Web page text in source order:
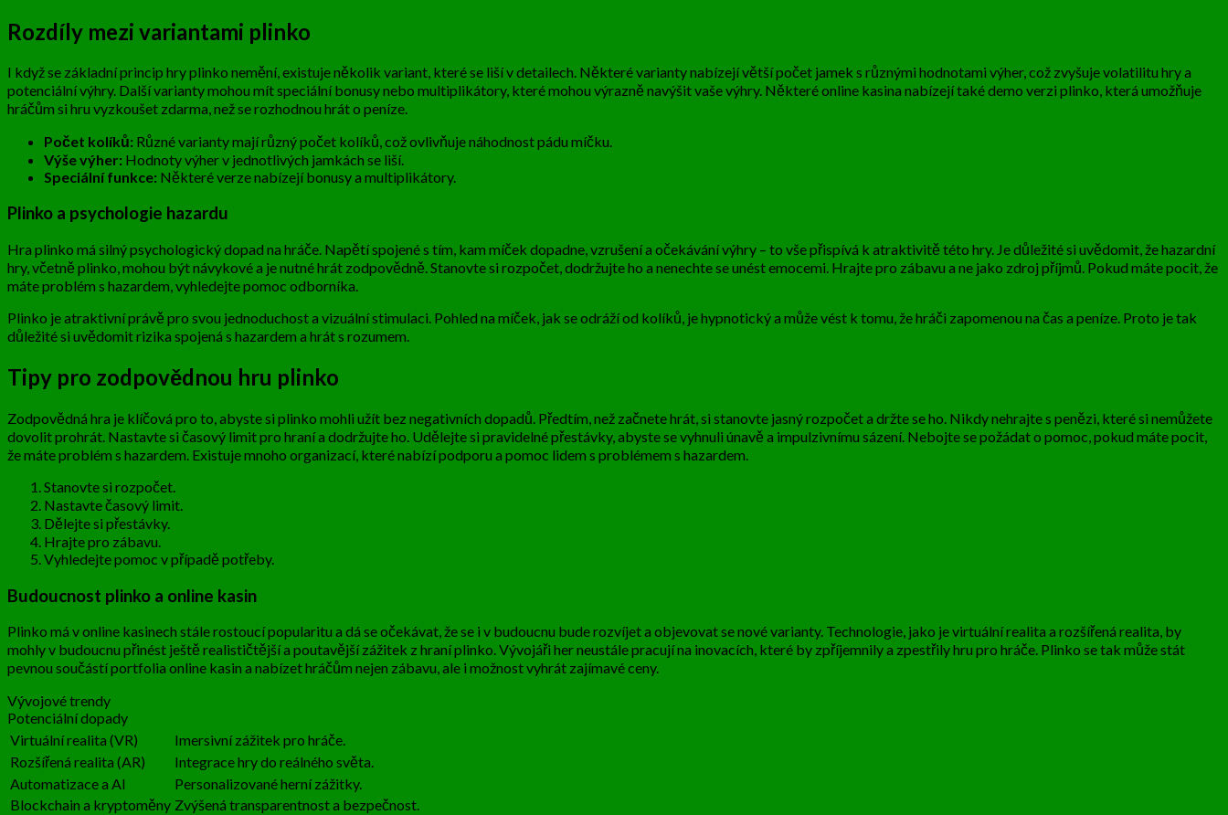
Rozdíly mezi variantami plinko
I když se základní princip hry plinko nemění, existuje několik variant, které se liší v detailech. Některé varianty nabízejí větší počet jamek s různými hodnotami výher, což zvyšuje volatilitu hry a
potenciální výhry. Další varianty mohou mít speciální bonusy nebo multiplikátory, které mohou výrazně navýšit vaše výhry. Některé online kasina nabízejí také demo verzi plinko, která umožňuje
hráčům si hru vyzkoušet zdarma, než se rozhodnou hrát o peníze.
Počet kolíků: Různé varianty mají různý počet kolíků, což ovlivňuje náhodnost pádu míčku.
Výše výher: Hodnoty výher v jednotlivých jamkách se liší.
Speciální funkce: Některé verze nabízejí bonusy a multiplikátory.
Plinko a psychologie hazardu
Hra plinko má silný psychologický dopad na hráče. Napětí spojené s tím, kam míček dopadne, vzrušení a očekávání výhry – to vše přispívá k atraktivitě této hry. Je důležité si uvědomit, že hazardní
hry, včetně plinko, mohou být návykové a je nutné hrát zodpovědně. Stanovte si rozpočet, dodržujte ho a nenechte se unést emocemi. Hrajte pro zábavu a ne jako zdroj příjmů. Pokud máte pocit, že
máte problém s hazardem, vyhledejte pomoc odborníka.
Plinko je atraktivní právě pro svou jednoduchost a vizuální stimulaci. Pohled na míček, jak se odráží od kolíků, je hypnotický a může vést k tomu, že hráči zapomenou na čas a peníze. Proto je tak
důležité si uvědomit rizika spojená s hazardem a hrát s rozumem.
Tipy pro zodpovědnou hru plinko
Zodpovědná hra je klíčová pro to, abyste si plinko mohli užít bez negativních dopadů. Předtím, než začnete hrát, si stanovte jasný rozpočet a držte se ho. Nikdy nehrajte s penězi, které si nemůžete
dovolit prohrát. Nastavte si časový limit pro hraní a dodržujte ho. Udělejte si pravidelné přestávky, abyste se vyhnuli únavě a impulzivnímu sázení. Nebojte se požádat o pomoc, pokud máte pocit,
že máte problém s hazardem. Existuje mnoho organizací, které nabízí podporu a pomoc lidem s problémem s hazardem.
Stanovte si rozpočet.
Nastavte časový limit.
Dělejte si přestávky.
Hrajte pro zábavu.
Vyhledejte pomoc v případě potřeby.
Budoucnost plinko a online kasin
Plinko má v online kasinech stále rostoucí popularitu a dá se očekávat, že se i v budoucnu bude rozvíjet a objevovat se nové varianty. Technologie, jako je virtuální realita a rozšířená realita, by
mohly v budoucnu přinést ještě realističtější a poutavější zážitek z hraní plinko. Vývojáři her neustále pracují na inovacích, které by zpříjemnily a zpestřily hru pro hráče. Plinko se tak může stát
pevnou součástí portfolia online kasin a nabízet hráčům nejen zábavu, ale i možnost vyhrát zajímavé ceny.
Vývojové trendy
Potenciální dopady
Virtuální realita (VR)
Imersivní zážitek pro hráče.
Rozšířená realita (AR)
Integrace hry do reálného světa.
Automatizace a AI
Personalizované herní zážitky.
Blockchain a kryptoměny Zvýšená transparentnost a bezpečnost.